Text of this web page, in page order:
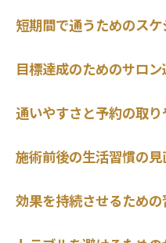
短期間で通うためのス
目標達成のためのサロ
通いやすさと予約の取
施術前後の生活習慣の見
効果を持続させるための